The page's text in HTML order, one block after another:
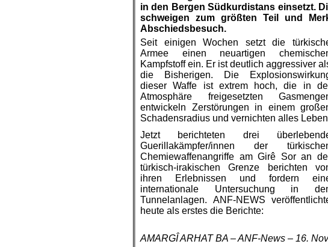
in den Bergen Südkurdistans einsetzt.
schweigen zum größten Teil und
Abschiedsbesuch.
Seit einigen Wochen setzt die
Armee einen neuartigen
Kampfstoff ein. Er ist deutlich aggressiver
die
Bisherigen. Die
dieser Waffe ist extrem hoch, die in
Atmosphäre freigesetzten
entwickeln Zerstörungen in einem
Schadensradius und vernichten alles
Jetzt berichteten drei
Guerillakämpfer/innen der
Chemiewaffenangriffe am Girê Sor an
türkisch-irakischen Grenze berichten
ihren Erlebnissen und fordern
internationale Untersuchung in
Tunnelanlagen. ANF-NEWS
heute als erstes die Berichte:
AMARGÎ ARHAT BA – ANF-News – 16.